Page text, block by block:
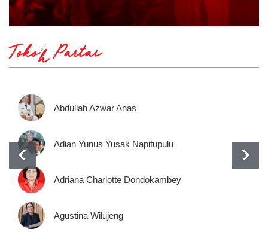
Tokoh Partai
Abdullah Azwar Anas
Adian Yunus Yusak Napitupulu
Adriana Charlotte Dondokambey
Agustina Wilujeng